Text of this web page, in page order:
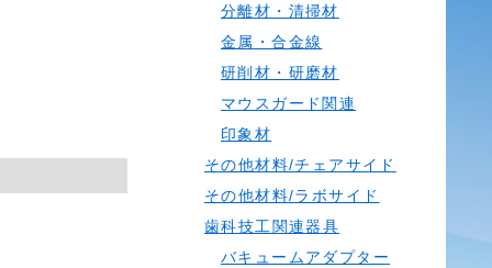
分離材・清掃材
金属・合金線
研削材・研磨材
マウスガード関連
印象材
その他材料/チェアサイド
その他材料/ラボサイド
歯科技工関連器具
バキュームアダプター